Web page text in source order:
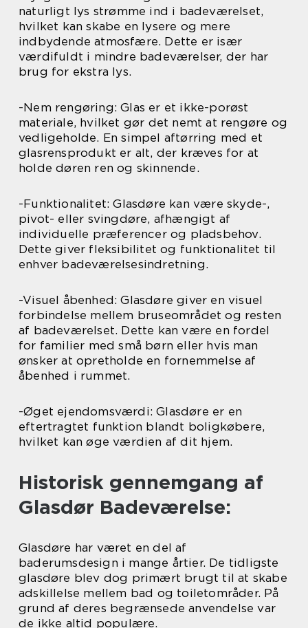
naturligt lys strømme ind i badeværelset,
hvilket kan skabe en lysere og mere
indbydende atmosfære. Dette er især
værdifuldt i mindre badeværelser, der har
brug for ekstra lys.
-Nem rengøring: Glas er et ikke-porøst
materiale, hvilket gør det nemt at rengøre og
vedligeholde. En simpel aftørring med et
glasrensprodukt er alt, der kræves for at
holde døren ren og skinnende.
-Funktionalitet: Glasdøre kan være skyde-,
pivot- eller svingdøre, afhængigt af
individuelle præferencer og pladsbehov.
Dette giver fleksibilitet og funktionalitet til
enhver badeværelsesindretning.
-Visuel åbenhed: Glasdøre giver en visuel
forbindelse mellem bruseområdet og resten
af badeværelset. Dette kan være en fordel
for familier med små børn eller hvis man
ønsker at opretholde en fornemmelse af
åbenhed i rummet.
-Øget ejendomsværdi: Glasdøre er en
eftertragtet funktion blandt boligkøbere,
hvilket kan øge værdien af dit hjem.
Historisk gennemgang af
Glasdør Badeværelse:
Glasdøre har været en del af
baderumsdesign i mange årtier. De tidligste
glasdøre blev dog primært brugt til at skabe
adskillelse mellem bad og toiletområder. På
grund af deres begrænsede anvendelse var
de ikke altid populære.